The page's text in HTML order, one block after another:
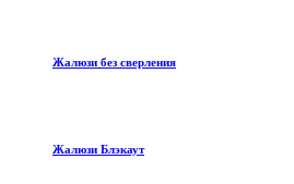
Жалюзи без сверления
Жалюзи Блэкаут